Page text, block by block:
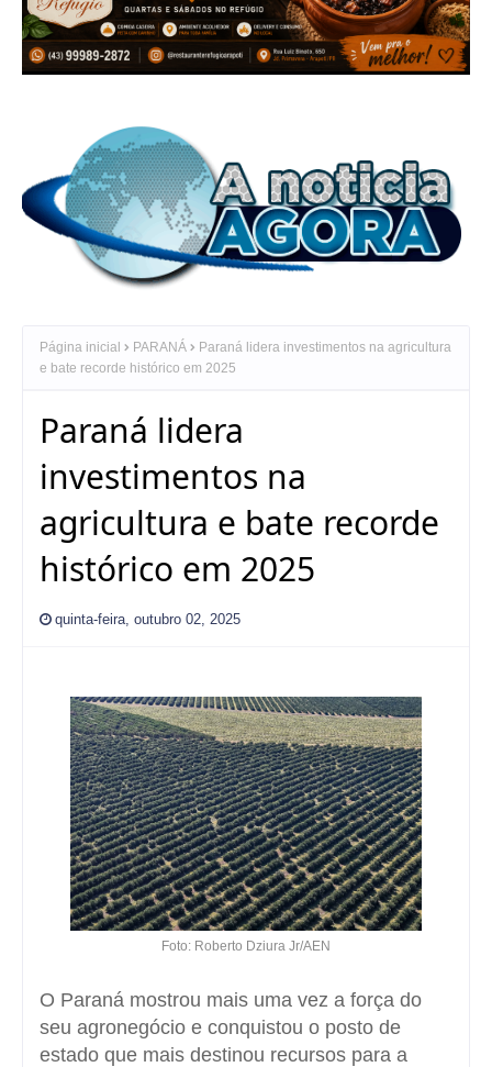
Página inicial PARANÁ
Paraná lidera investimentos na agricultura
e bate recorde histórico em 2025
Paraná lidera
investimentos na
agricultura e bate recorde
histórico em 2025
quinta-feira, outubro 02, 2025
Foto: Roberto Dziura Jr/AEN
O Paraná mostrou mais uma vez a força do
seu agronegócio e conquistou o posto de
estado que mais destinou recursos para a